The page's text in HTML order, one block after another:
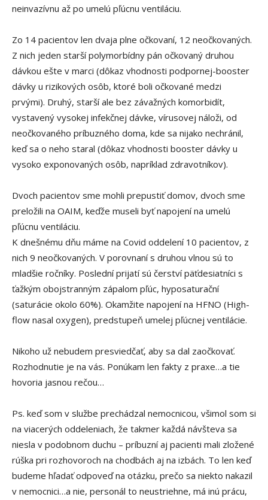
neinvazívnu až po umelú pľúcnu ventiláciu.
Zo 14 pacientov len dvaja plne očkovaní, 12 neočkovaných.
Z nich jeden starší polymorbídny pán očkovaný druhou
dávkou ešte v marci (dôkaz vhodnosti podpornej-booster
dávky u rizikových osôb, ktoré boli očkované medzi
prvými). Druhý, starší ale bez závažných komorbidít,
vystavený vysokej infekčnej dávke, vírusovej náloži, od
neočkovaného príbuzného doma, kde sa nijako nechránil,
keď sa o neho staral (dôkaz vhodnosti booster dávky u
vysoko exponovaných osôb, napríklad zdravotníkov).
Dvoch pacientov sme mohli prepustiť domov, dvoch sme
preložili na OAIM, keďže museli byť napojení na umelú
pľúcnu ventiláciu.
K dnešnému dňu máme na Covid oddelení 10 pacientov, z
nich 9 neočkovaných. V porovnaní s druhou vlnou sú to
mladšie ročníky. Poslední prijatí sú čerství päťdesiatníci s
ťažkým obojstranným zápalom pľúc, hyposaturační
(saturácie okolo 60%). Okamžite napojení na HFNO (High-
flow nasal oxygen), predstupeň umelej pľúcnej ventilácie.
Nikoho už nebudem presviedčať, aby sa dal zaočkovať.
Rozhodnutie je na vás. Ponúkam len fakty z praxe…a tie
hovoria jasnou rečou…
Ps. keď som v službe prechádzal nemocnicou, všimol som si
na viacerých oddeleniach, že takmer každá návšteva sa
niesla v podobnom duchu – príbuzní aj pacienti mali zložené
rúška pri rozhovoroch na chodbách aj na izbách. To len keď
budeme hľadať odpoveď na otázku, prečo sa niekto nakazil
v nemocnici…a nie, personál to neustriehne, má inú prácu,